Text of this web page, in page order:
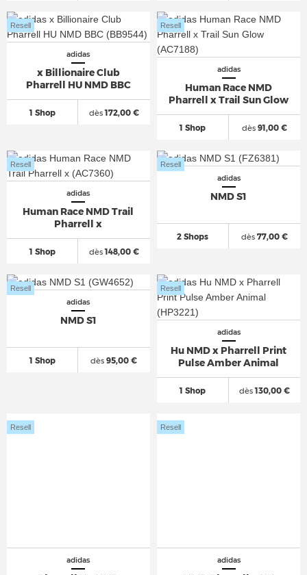
adidas
x Billionaire Club
Pharrell HU NMD BBC
1 Shop
Resell
dès172,00 €
adidas
Human Race NMD
Pharrell x Trail Sun Glow
1 Shop
Resell
dès91,00 €
adidas
Human Race NMD Trail
Pharrell x
1 Shop
Resell
dès148,00 €
adidas
NMD S1
2 Shops
Resell
dès77,00 €
adidas
NMD S1
1 Shop
Resell
dès 95,00 €
adidas
Hu NMD x Pharrell Print
Pulse Amber Animal
1 Shop
Resell
dès130,00 €
adidas
Resell
adidas
Resell